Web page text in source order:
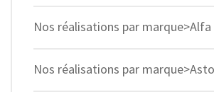
Nos réalisations par
Nos réalisations par